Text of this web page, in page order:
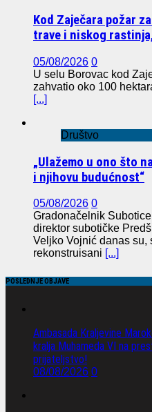
Kod Zaječara požar
trave i niskog
05/08/2026 0
U selu Borovac kod
zahvatio oko 100
[...]
Društvo
„Ulažemo u ono što
i njihovu budućnost“
05/08/2026 0
Gradonačelnik
direktor subotičke
Veljko Vojnić danas su,
rekonstruisani [...]
POSLEDNJE OBJAVE
Ambasada Kraljevine
kralja Muhameda VI na
prijateljstvo!
08/08/2026 0